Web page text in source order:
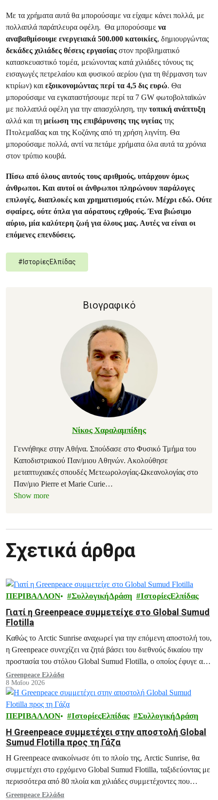
Με τα χρήματα αυτά θα μπορούσαμε να είχαμε κάνει πολλά, με
πολλαπλά παράπλευρα οφέλη. Θα μπορούσαμε να
αναβαθμίσουμε ενεργειακά 500.000 κατοικίες, δημιουργώντας
δεκάδες χιλιάδες θέσεις εργασίας στον προβληματικό
κατασκευαστικό τομέα, μειώνοντας κατά χιλιάδες τόνους τις
εισαγωγές πετρελαίου και φυσικού αερίου (για τη θέρμανση των
κτιρίων) καιεξοικονομώντας περί τα 4,5 δις ευρώ. Θα
μπορούσαμε να εγκαταστήσουμε περί τα 7 GW φωτοβολταϊκών
με πολλαπλά οφέλη για την απασχόληση, την τοπική ανάπτυξη
αλλά και τη μείωση της επιβάρυνσης της υγείας της
Πτολεμαΐδας και της Κοζάνης από τη χρήση λιγνίτη. Θα
μπορούσαμε πολλά, αντί να πετάμε χρήματα όλα αυτά τα χρόνια
στον τρύπιο κουβά.
Πίσω από όλους αυτούς τους αριθμούς, υπάρχουν όμως
άνθρωποι. Και αυτοί οι άνθρωποι πληρώνουν παράλογες
επιλογές, διαπλοκές και χρηματισμούς ετών. Μέχρι εδώ. Ούτε
σφαίρες, ούτε όπλα για αόρατους εχθρούς. Ένα βιώσιμο
αύριο, μία καλύτερη ζωή για όλους μας. Αυτές να είναι οι
επόμενες επενδύσεις.
# ΙστορίεςΕλπίδας
Βιογραφικό
Νίκος Χαραλαμπίδης
Γεννήθηκε στην Αθήνα. Σπούδασε στο Φυσικό Τμήμα του
Καποδιστριακού Παν/μιου Αθηνών. Ακολούθησε
μεταπτυχιακές σπουδές Μετεωρολογίας-Ωκεανολογίας στο
Παν/μιο Pierre et Marie Curie…
Show more
Σχετικά άρθρα
ΠΕΡΙΒΑΛΛΟΝ ΣυλλογικήΔράση ΙστορίεςΕλπίδας
Γιατί η Greenpeace συμμετείχε στο Global Sumud
Flotilla
Καθώς το Arctic Sunrise αναχωρεί για την επόμενη αποστολή του,
η Greenpeace συνεχίζει να ζητά βάσει του διεθνούς δικαίου την
προστασία του στόλου Global Sumud Flotilla, ο οποίος έφυγε από
την Κρήτη την Παρασκευή.
Greenpeace Ελλάδα
8 Μαΐου 2026
ΠΕΡΙΒΑΛΛΟΝ ΙστορίεςΕλπίδας ΣυλλογικήΔράση
Η Greenpeace συμμετέχει στην αποστολή Global
Sumud Flotilla προς τη Γάζα
Η Greenpeace ανακοίνωσε ότι το πλοίο της, Arctic Sunrise, θα
συμμετέχει στο ερχόμενο Global Sumud Flotilla, ταξιδεύοντας με
περισσότερα από 80 πλοία και χιλιάδες συμμετέχοντες που
επιδιώκουν να αμφισβητήσουν τον συνεχιζόμενο αποκλεισμό
Greenpeace Ελλάδα